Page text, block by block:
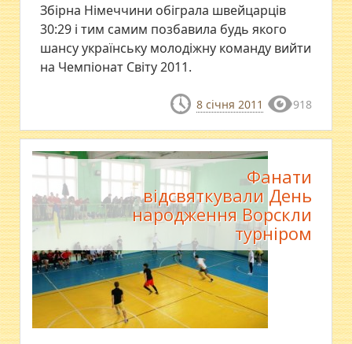
Збірна Німеччини обіграла швейцарців
30:29 і тим самим позбавила будь якого
шансу українську молодіжну команду вийти
на Чемпіонат Світу 2011.
8 січня 2011 918
Фанати
відсвяткували День
народження Ворскли
турніром